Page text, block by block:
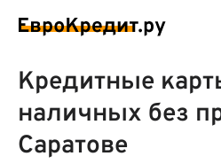
Кредитные
наличных без
Саратове